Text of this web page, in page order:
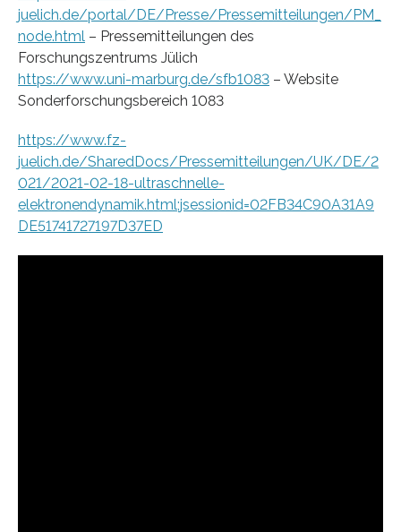
juelich.de/portal/DE/Presse/Pressemitteilungen/PM_
node.html – Pressemitteilungen des
Forschungszentrums Jülich
https://www.uni-marburg.de/sfb1083 – Website
Sonderforschungsbereich 1083
https://www.fz-
juelich.de/SharedDocs/Pressemitteilungen/UK/DE/2
021/2021-02-18-ultraschnelle-
elektronendynamik.html;jsessionid=02FB34C90A31A9
DE51741727197D37ED